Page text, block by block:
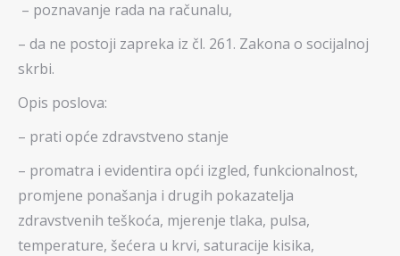
– poznavanje rada na računalu,
– da ne postoji zapreka iz čl. 261. Zakona o socijalnoj
skrbi.
Opis poslova:
– prati opće zdravstveno stanje
– promatra i evidentira opći izgled, funkcionalnost,
promjene ponašanja i drugih pokazatelja
zdravstvenih teškoća, mjerenje tlaka, pulsa,
temperature, šećera u krvi, saturacije kisika,